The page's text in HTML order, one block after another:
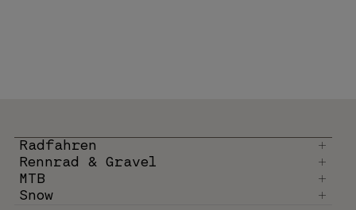
Radfahren
Rennrad & Gravel
MTB
Snow